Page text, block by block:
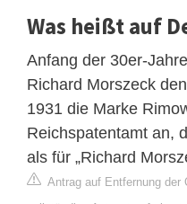
Was heißt auf
Anfang der 30er-
Richard Morszeck
1931 die Marke
Reichspatentamt an,
als für „Richard
Antrag auf Entfernung der